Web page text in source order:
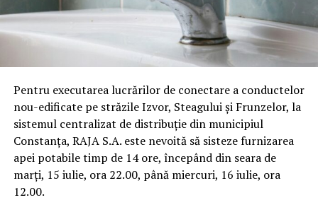
Pentru executarea lucrărilor de conectare a conductelor
nou-edificate pe străzile Izvor, Steagului și Frunzelor, la
sistemul centralizat de distribuție din municipiul
Constanța, RAJA S.A. este nevoită să sisteze furnizarea
apei potabile timp de 14 ore, începând din seara de
marți, 15 iulie, ora 22.00, până miercuri, 16 iulie, ora
12.00.